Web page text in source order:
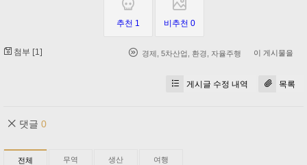
추천 1 비추천 0
첨부 [1] 경제 5차산업 환경 자율주행 이 게시물을
게시글 수정 내역 목록
댓글 0
전체 무역 생산 여행